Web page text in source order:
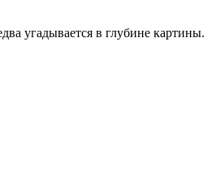
угадывается в глубине картины.